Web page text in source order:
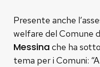
Presente anche
welfare del Comune
Messinache ha
tema per i Comuni: